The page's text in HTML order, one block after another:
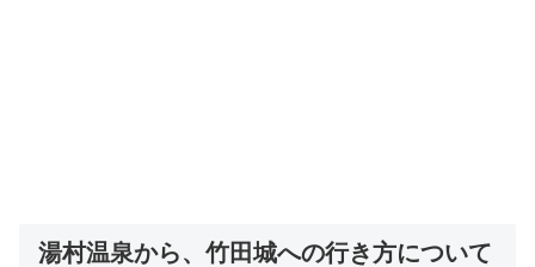
湯村温泉から、竹田城への行き方について